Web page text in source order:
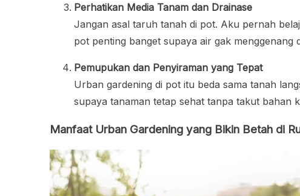
Perhatikan Media Tanam dan Drainase
Jangan asal taruh tanah di pot. Aku pernah
pot penting banget supaya air gak menggenang
Pemupukan dan Penyiraman yang Tepat
Urban gardening di pot itu beda sama tanah
supaya tanaman tetap sehat tanpa takut bahan
Manfaat Urban Gardening yang Bikin Betah di